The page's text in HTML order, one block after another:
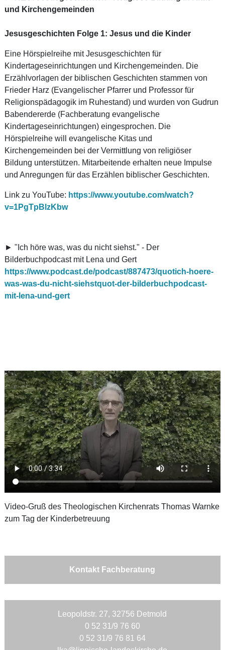
und Kirchengemeinden
Jesusgeschichten Folge 1: Jesus und die Kinder
Eine Hörspielreihe mit Jesusgeschichten für
Kindertageseinrichtungen und Kirchengemeinden. Die
Erzählvorlagen der biblischen Geschichten stammen von
Frieder Harz (Evangelischer Pfarrer und Professor für
Religionspädagogik im Ruhestand) und wurden von Gudrun
Babendererde (Fachberatung evangelische
Kindertageseinrichtungen) eingesprochen. Die
Hörspielreihe will evangelische Kitas und
Kirchengemeinden bei der Vermittlung von religiöser
Bildung unterstützen. Mitarbeitende erhalten neue Impulse
und Anregungen für das Erzählen biblischer Geschichten.
Link zu YouTube: https://www.youtube.com/watch?
v=1PgTpBlzKbw
► "Ich höre was, was du nicht siehst." - Der
Bilderbuchpodcast mit Lena und Gert
https://www.podcast.de/podcast/887473/quotich-hoere-
was-was-du-nicht-siehstquot-der-bilderbuchpodcast-
mit-lena-und-gert
Video-Gruß des Theologischen Kirchenrats Thomas Warnke
zum Tag der Kinderbetreuung
Kontakt Fachberatung
Leopoldstr. 27, 32756 Detmold
0 52 31/9 76 60
0 52 31/9 76 81 64